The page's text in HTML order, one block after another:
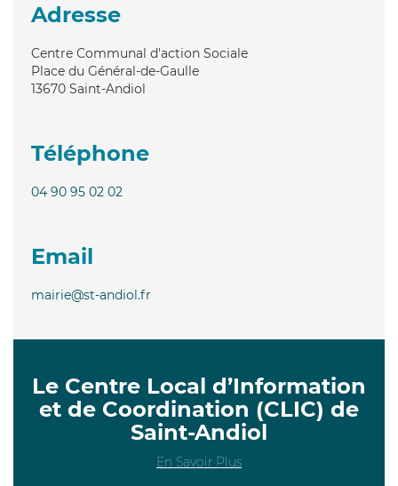
Adresse
Centre Communal d'action Sociale
Place du Général-de-Gaulle
13670 Saint-Andiol
Téléphone
04 90 95 02 02
Email
mairie@st-andiol.fr
Le Centre Local d’Information
et de Coordination (CLIC) de
Saint-Andiol
En Savoir Plus